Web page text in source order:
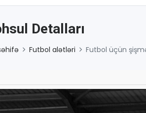
Detalları
Futbol alətləri Futbol üçün